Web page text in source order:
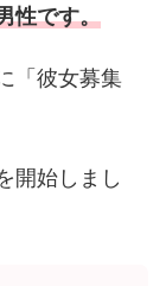
性です。
「彼女募集
開始しまし